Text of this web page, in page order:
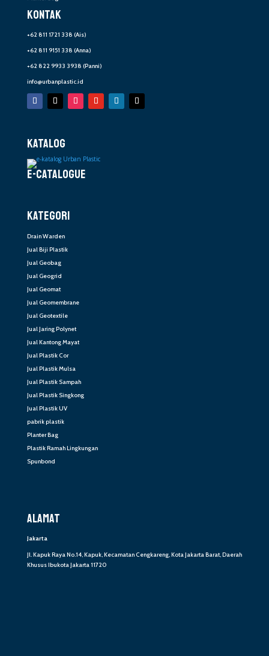
KONTAK
+62 811 1721 338 (Ais)
+62 811 9151 338 (Anna)
+62 822 9933 3938 (Panni)
info@urbanplastic.id
KATALOG
E-CATALOGUE
KATEGORI
Drain Warden
Jual Biji Plastik
Jual Geobag
Jual Geogrid
Jual Geomat
Jual Geomembrane
Jual Geotextile
Jual Jaring Polynet
Jual Kantong Mayat
Jual Plastik Cor
Jual Plastik Mulsa
Jual Plastik Sampah
Jual Plastik Singkong
Jual Plastik UV
pabrik plastik
Planter Bag
Plastik Ramah Lingkungan
Spunbond
ALAMAT
Jakarta
Jl. Kapuk Raya No.14, Kapuk, Kecamatan Cengkareng, Kota Jakarta Barat, Daerah
Khusus Ibukota Jakarta 11720